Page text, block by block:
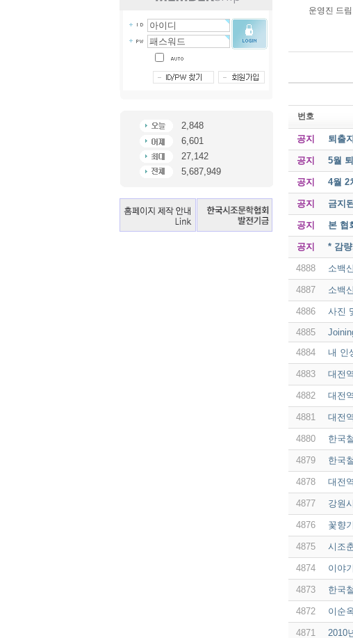
2,848
6,601
27,142
5,687,949
운영진 드림
번호
공지 퇴출
공지 5월
공지 4월 2
공지 금지
공지 본 협
공지 * 감
4888 소백
4887 소백
4886 사진
4885
4884 내 인
4883 대전
4882 대전
4881 대전
4880 한국
4879 한국
4878 대전
4877 강원
4876 꽃향
4875 시조
4874 이야
4873 한국
4872 이순
4871 2010